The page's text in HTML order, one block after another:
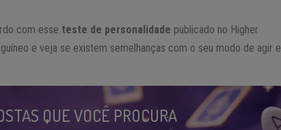
com esse teste de personalidade publicado no Higher
e veja se existem semelhanças com o seu modo de agir e
QUE VOCÊ PROCURA